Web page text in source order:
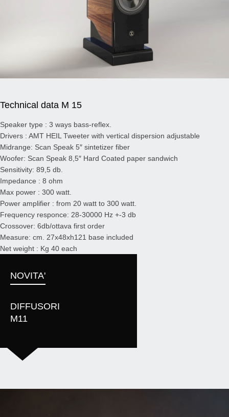
Technical data M 15
Speaker type : 3 ways bass-reflex.
Drivers : AMT HEIL Tweeter with vertical dispersion adjustable
Midrange: Scan Speak 5″ sintetizer fiber
Woofer: Scan Speak 8,5″ Hard Coated paper sandwich
Sensitivity: 89,5 db.
Impedance : 8 ohm
Max power : 300 watt.
Power amplifier : from 20 watt to 300 watt.
Frequency responce: 28-30000 Hz +-3 db
Crossover: 6db/ottava first order
Measure: cm. 27x48xh121 base included
Net weight : Kg 40 each
NOVITA'
DIFFUSORI
M11